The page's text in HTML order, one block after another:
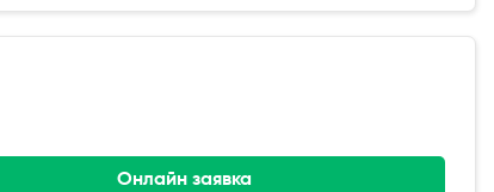
Онлайн заявка